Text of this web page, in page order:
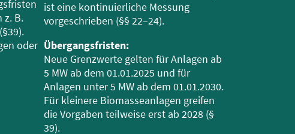
z. B.
oder
ist eine kontinuierliche Messung
vorgeschrieben (§§ 22–24).
Übergangsfristen:
Neue Grenzwerte gelten für Anlagen ab
5 MW ab dem 01.01.2025 und für
Anlagen unter 5 MW ab dem 01.01.2030.
Für kleinere Biomasseanlagen greifen
die Vorgaben teilweise erst ab 2028 (§
39).